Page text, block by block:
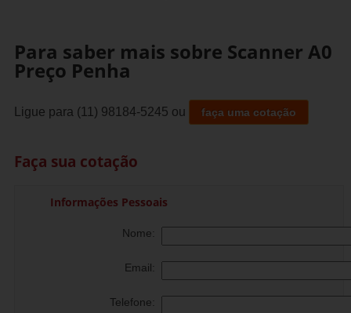
Para saber mais sobre Scanner A0
Preço Penha
Ligue para (11) 98184-5245 ou faça uma cotação
Faça sua cotação
Informações Pessoais
Nome:
Email:
Telefone: